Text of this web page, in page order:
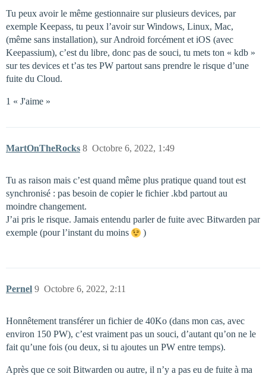
Tu peux avoir le même gestionnaire sur plusieurs devices, par
exemple Keepass, tu peux l’avoir sur Windows, Linux, Mac,
(même sans installation), sur Android forcément et iOS (avec
Keepassium), c’est du libre, donc pas de souci, tu mets ton « kdb »
sur tes devices et t’as tes PW partout sans prendre le risque d’une
fuite du Cloud.
1 « J'aime »
MartOnTheRocks Octobre 6, 2022, 1:49
8
Tu as raison mais c’est quand même plus pratique quand tout est
synchronisé : pas besoin de copier le fichier .kbd partout au
moindre changement.
J’ai pris le risque. Jamais entendu parler de fuite avec Bitwarden par
exemple (pour l’instant du moins
)
Pernel Octobre 6, 2022, 2:11
9
Honnêtement transférer un fichier de 40Ko (dans mon cas, avec
environ 150 PW), c’est vraiment pas un souci, d’autant qu’on ne le
fait qu’une fois (ou deux, si tu ajoutes un PW entre temps).
Après que ce soit Bitwarden ou autre, il n’y a pas eu de fuite à ma